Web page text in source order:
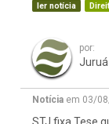
ler notícia
por:
Notícia em 03/